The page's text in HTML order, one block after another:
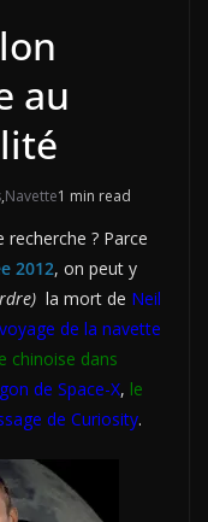
au
,Navette1 min read
? Parce
2012, on peut y
la mort de Neil
de la navette
chinoise dans
de Space-X, le
de Curiosity.